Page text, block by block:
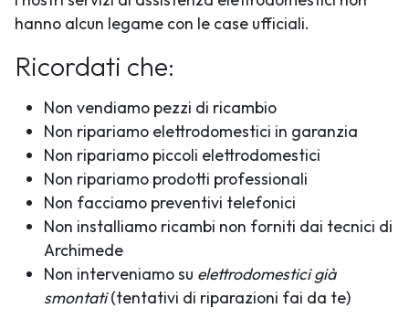
hanno alcun legame con le case ufficiali.
Ricordati che:
Non vendiamo pezzi di ricambio
Non ripariamo elettrodomestici in garanzia
Non ripariamo piccoli elettrodomestici
Non ripariamo prodotti professionali
Non facciamo preventivi telefonici
Non installiamo ricambi non forniti dai tecnici di
Archimede
Non interveniamo su elettrodomestici già
smontati(tentativi di riparazioni fai da te)